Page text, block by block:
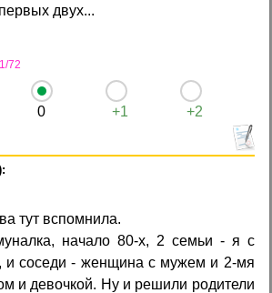
двух...
72
0 +1 +2
тут вспомнила.
начало 80-х, 2 семьи - я с
и соседи - женщина с мужем и 2-мя
и девочкой. Ну и решили родители